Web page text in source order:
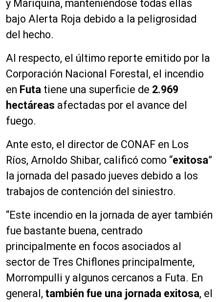
y Mariquina, manteniéndose todas ellas
bajo Alerta Roja debido a la peligrosidad
del hecho.
Al respecto, el último reporte emitido por la
Corporación Nacional Forestal, el incendio
en Futa tiene una superficie de 2.969
hectáreas afectadas por el avance del
fuego.
Ante esto, el director de CONAF en Los
Ríos, Arnoldo Shibar, calificó como “exitosa”
la jornada del pasado jueves debido a los
trabajos de contención del siniestro.
“Este incendio en la jornada de ayer también
fue bastante buena, centrado
principalmente en focos asociados al
sector de Tres Chiflones principalmente,
Morrompulli y algunos cercanos a Futa. En
general, también fue una jornada exitosa, el